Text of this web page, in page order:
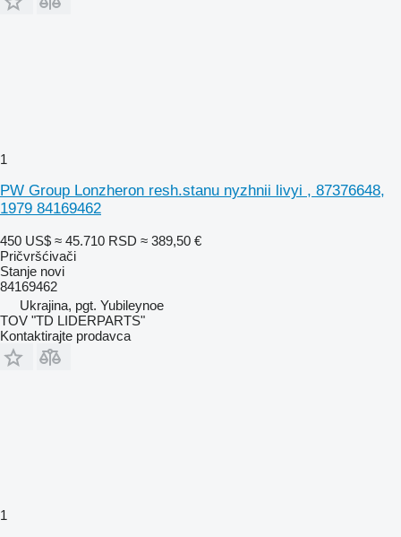
1
PW Group Lonzheron resh.stanu nyzhnii livyi , 87376648,
1979 84169462
450 US$ ≈ 45.710 RSD ≈ 389,50 €
Pričvršćivači
Stanje novi
84169462
Ukrajina, pgt. Yubileynoe
TOV "TD LIDERPARTS"
Kontaktirajte prodavca
1